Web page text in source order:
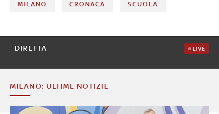
MILANO CRONACA SCUOLA
DIRETTA LIVE
MILANO: ULTIME NOTIZIE